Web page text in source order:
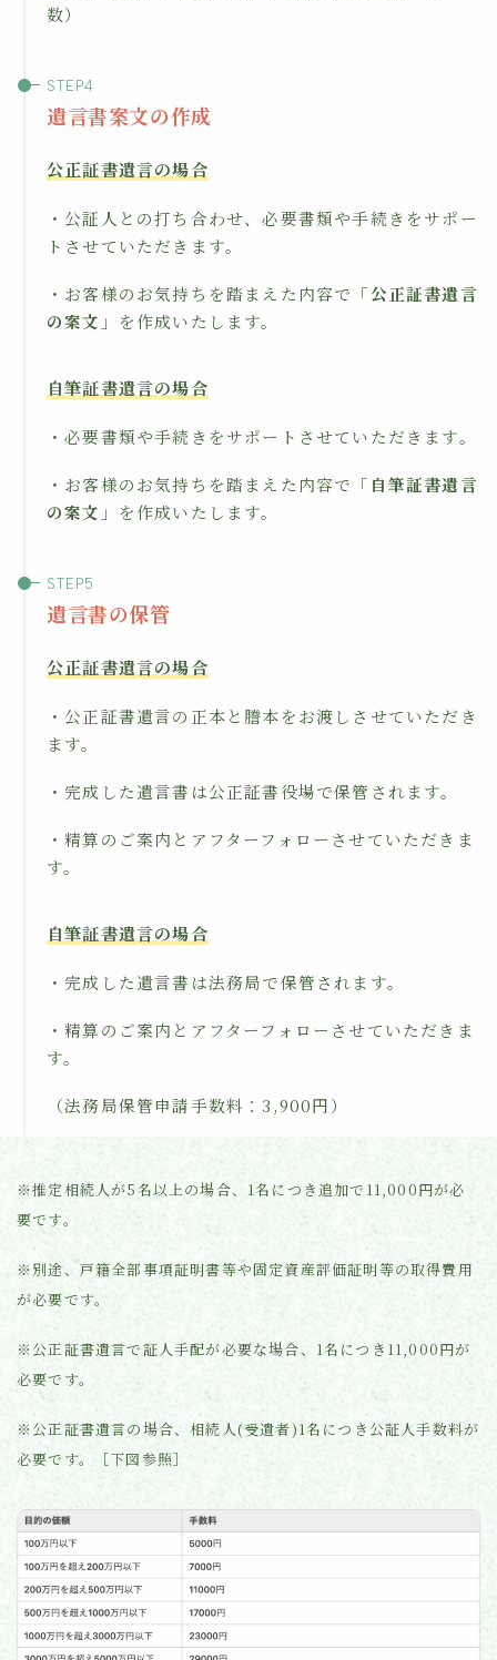
数）
遺言書案文の作成
公正証書遺言の場合
・公証人との打ち合わせ、必要書類や手続きをサポー
トさせていただきます。
・お客様のお気持ちを踏まえた内容で「公正証書遺言
の案文 」を作成いたします。
自筆証書遺言の場合
・必要書類や手続きをサポートさせていただきます。
・お客様のお気持ちを踏まえた内容で「 自筆証書遺言
の案文 」を作成いたします。
遺言書の保管
公正証書遺言の場合
・公正証書遺言の正本と謄本をお渡しさせていただき
ます。
・完成した遺言書は公正証書役場で保管されます。
・精算のご案内とアフターフォローさせていただきま
す。
自筆証書遺言の場合
・完成した遺言書は法務局で保管されます。
・精算のご案内とアフターフォローさせていただきま
す。
（法務局保管申請手数料：3,900円）
※推定相続人が5名以上の場合、1名につき追加で11,000円が必
要です。
※別途、戸籍全部事項証明書等や固定資産評価証明等の取得費用
が必要です。
※公正証書遺言で証人手配が必要な場合、1名につき11,000円が
必要です。
※公正証書遺言の場合、相続人(受遺者)1名につき公証人手数料が
必要です。［下図参照］